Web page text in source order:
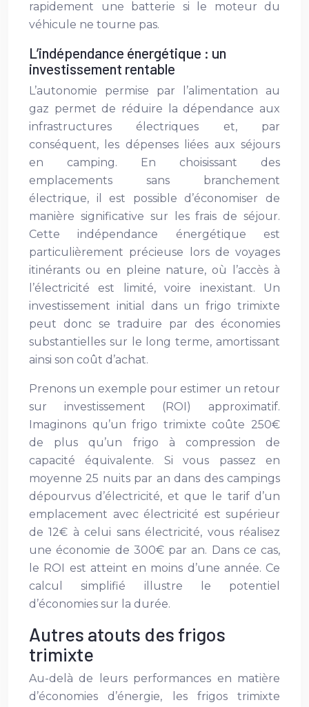
rapidement une batterie si le moteur du
véhicule ne tourne pas.
L’indépendance énergétique : un
investissement rentable
L’autonomie permise par l’alimentation au
gaz permet de réduire la dépendance aux
infrastructures électriques et, par
conséquent, les dépenses liées aux séjours
en camping. En choisissant des
emplacements sans branchement
électrique, il est possible d’économiser de
manière significative sur les frais de séjour.
Cette indépendance énergétique est
particulièrement précieuse lors de voyages
itinérants ou en pleine nature, où l’accès à
l’électricité est limité, voire inexistant. Un
investissement initial dans un frigo trimixte
peut donc se traduire par des économies
substantielles sur le long terme, amortissant
ainsi son coût d’achat.
Prenons un exemple pour estimer un retour
sur investissement (ROI) approximatif.
Imaginons qu’un frigo trimixte coûte 250€
de plus qu’un frigo à compression de
capacité équivalente. Si vous passez en
moyenne 25 nuits par an dans des campings
dépourvus d’électricité, et que le tarif d’un
emplacement avec électricité est supérieur
de 12€ à celui sans électricité, vous réalisez
une économie de 300€ par an. Dans ce cas,
le ROI est atteint en moins d’une année. Ce
calcul simplifié illustre le potentiel
d’économies sur la durée.
Autres atouts des frigos
trimixte
Au-delà de leurs performances en matière
d’économies d’énergie, les frigos trimixte